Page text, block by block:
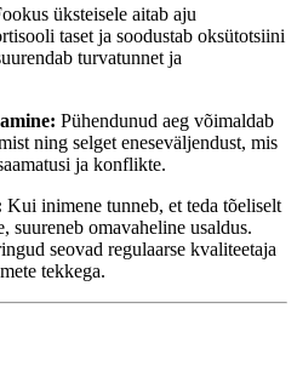
üksteisele aitab aju
taset ja soodustab oksütotsiini
turvatunnet ja
Pühendunud aeg võimaldab
ning selget eneseväljendust, mis
ja konflikte.
Kui inimene tunneb, et teda tõeliselt
suureneb omavaheline usaldus.
seovad regulaarse kvaliteetaja
tekkega.